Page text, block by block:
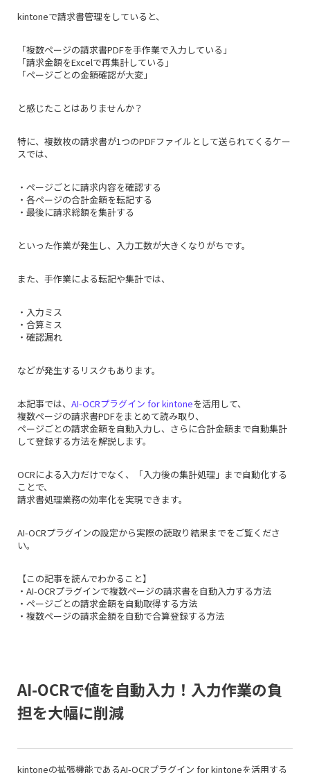
kintoneで請求書管理をしていると、
「複数ページの請求書PDFを手作業で入力している」
「請求金額をExcelで再集計している」
「ページごとの金額確認が大変」
と感じたことはありませんか？
特に、複数枚の請求書が1つのPDFファイルとして送られてくるケー
スでは、
・ページごとに請求内容を確認する
・各ページの合計金額を転記する
・最後に請求総額を集計する
といった作業が発生し、入力工数が大きくなりがちです。
また、手作業による転記や集計では、
・入力ミス
・合算ミス
・確認漏れ
などが発生するリスクもあります。
本記事では、 AI-OCRプラグイン for kintoneを活用して、
複数ページの請求書PDFをまとめて読み取り、
ページごとの請求金額を自動入力し、さらに合計金額まで自動集計
して登録する方法を解説します。
OCRによる入力だけでなく、「入力後の集計処理」まで自動化する
ことで、
請求書処理業務の効率化を実現できます。
AI-OCRプラグインの設定から実際の読取り結果までをご覧くださ
い。
【この記事を読んでわかること】
・AI-OCRプラグインで複数ページの請求書を自動入力する方法
・ページごとの請求金額を自動取得する方法
・複数ページの請求金額を自動で合算登録する方法
AI-OCRで値を自動入力！入力作業の負
担を大幅に削減
kintoneの拡張機能であるAI-OCRプラグイン for kintoneを活用する